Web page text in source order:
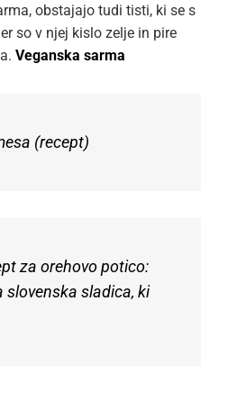
obstajajo tudi tisti, ki se s
so v njej kislo zelje in pire
Veganska sarma
(recept)
za orehovo potico:
slovenska sladica, ki